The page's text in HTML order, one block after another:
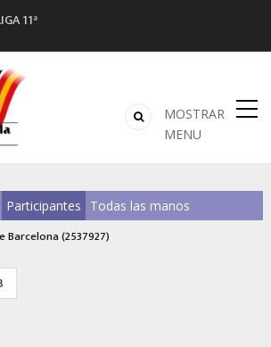
11ª
de Bridge
EN NUESTRA REVISTA
PROGRAMACIÓN TORNEOS FUNBRIDGE
MOSTRAR
MENU
Participantes Todas las manos
Barcelona (2537927)